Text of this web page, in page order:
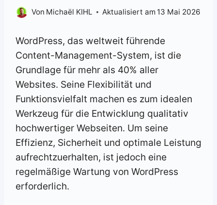
Von Michaël KIHL Aktualisiert am 13 Mai 2026
WordPress, das weltweit führende
Content-Management-System, ist die
Grundlage für mehr als 40% aller
Websites. Seine Flexibilität und
Funktionsvielfalt machen es zum idealen
Werkzeug für die Entwicklung qualitativ
hochwertiger Webseiten. Um seine
Effizienz, Sicherheit und optimale Leistung
aufrechtzuerhalten, ist jedoch eine
regelmäßige Wartung von WordPress
erforderlich.